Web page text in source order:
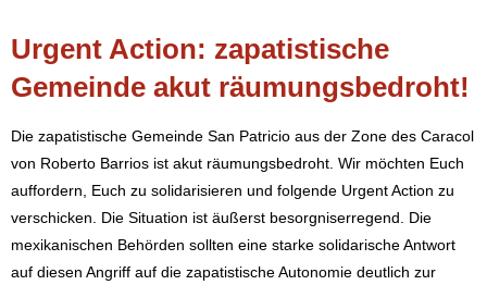
Urgent Action: zapatistische
Gemeinde akut räumungsbedroht!
Die zapatistische Gemeinde San Patricio aus der Zone des Caracol
von Roberto Barrios ist akut räumungsbedroht. Wir möchten Euch
auffordern, Euch zu solidarisieren und folgende Urgent Action zu
verschicken. Die Situation ist äußerst besorgniserregend. Die
mexikanischen Behörden sollten eine starke solidarische Antwort
auf diesen Angriff auf die zapatistische Autonomie deutlich zur